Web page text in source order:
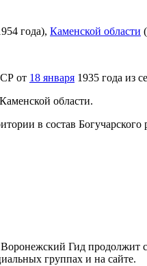
года), Каменской области
от 18 января 1935 года из
области.
в состав Богучарского
Гид продолжит
группах и на сайте.